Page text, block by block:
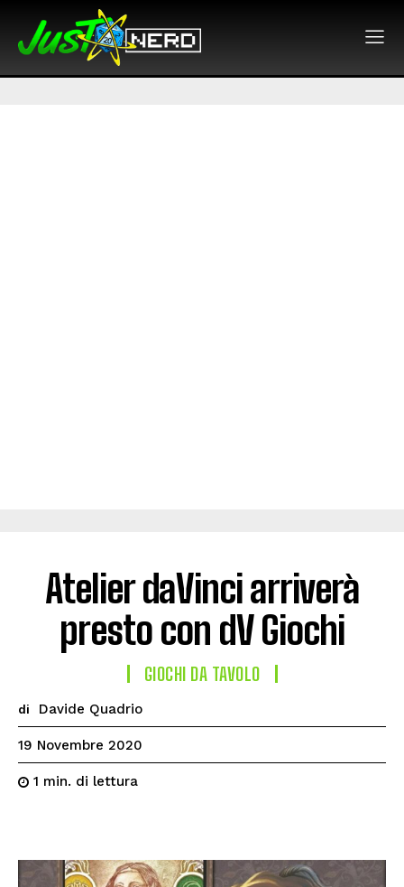
Atelier daVinci arriverà
presto con dV Giochi
GIOCHI DA TAVOLO
di Davide Quadrio
19 Novembre 2020
1 min. di lettura